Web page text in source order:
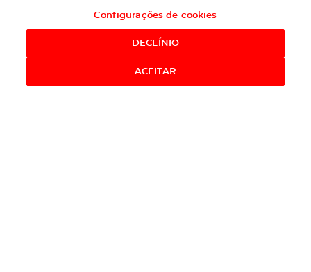
Configurações de cookies
DECLÍNIO
ACEITAR